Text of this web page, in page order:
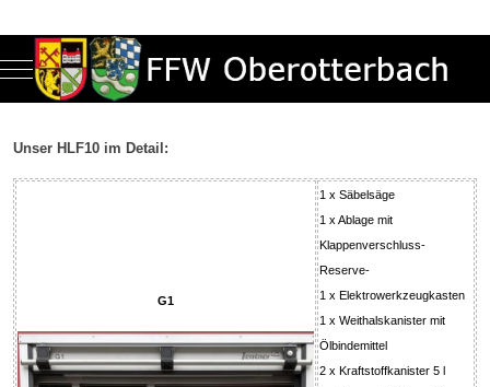
Mobile Menu Toggle
Unser HLF10 im Detail:
G1
1 x Säbelsäge
1 x Ablage mit
Klappenverschluss-
Reserve-
1 x Elektrowerkzeugkasten
1 x Weithalskanister mit
Ölbindemittel
2 x Kraftstoffkanister 5 l